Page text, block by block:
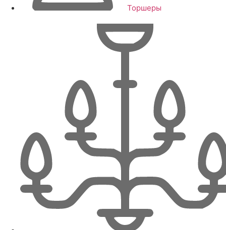
Торшеры